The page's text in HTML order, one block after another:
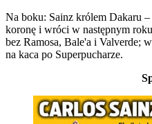
Na boku: Sainz królem Dakaru –
koronę i wróci w następnym
bez Ramosa, Bale'a i Valverde;
na kaca po Superpucharze.